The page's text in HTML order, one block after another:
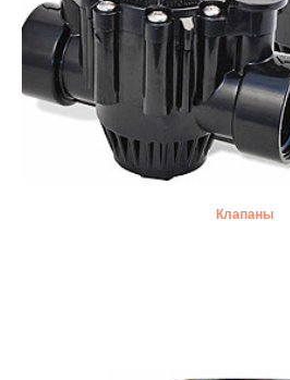
Клапаны